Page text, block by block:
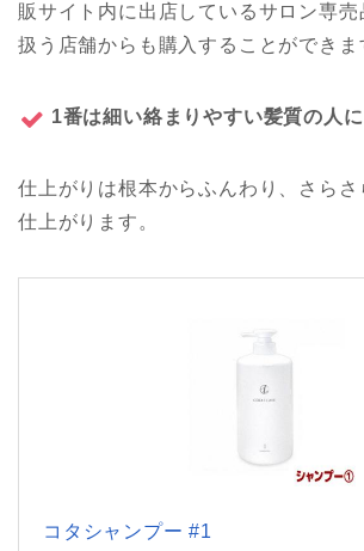
販サイト内に出店しているサロン専売
扱う店舗からも購入することができま
1番は細い絡まりやすい髪質の人
仕上がりは根本からふんわり、さらさ
仕上がります。
コタシャンプー #1